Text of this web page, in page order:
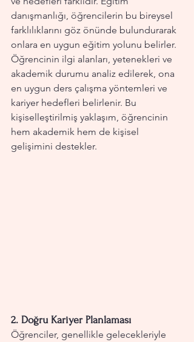
danışmanlığı, öğrencilerin bu bireysel
farklılıklarını göz önünde bulundurarak
onlara en uygun eğitim yolunu belirler.
Öğrencinin ilgi alanları, yetenekleri ve
akademik durumu analiz edilerek, ona
en uygun ders çalışma yöntemleri ve
kariyer hedefleri belirlenir. Bu
kişiselleştirilmiş yaklaşım, öğrencinin
hem akademik hem de kişisel
gelişimini destekler.
2. Doğru Kariyer Planlaması
Öğrenciler, genellikle gelecekleriyle